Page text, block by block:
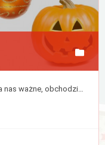
Nie tylko Święta Bożego Narodzenia sa dla nas ważne, obchodzimy także wiele innych świąt w ciągu roku.